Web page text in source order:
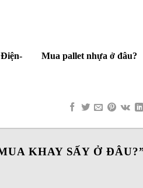
Mua pallet nhựa ở đâu?
KHAY SẤY Ở ĐÂU?